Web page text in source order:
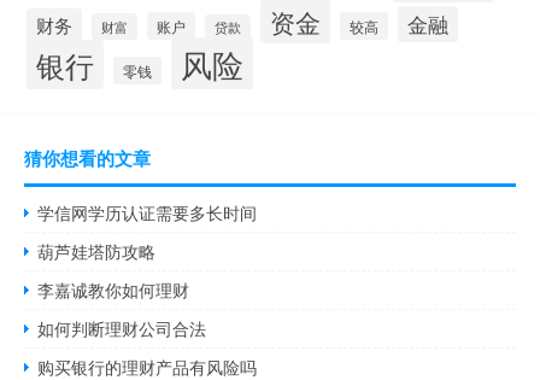
财务 财富 账户 贷款 资金 较高 金融
银行 零钱 风险
猜你想看的文章
学信网学历认证需要多长时间
葫芦娃塔防攻略
李嘉诚教你如何理财
如何判断理财公司合法
购买银行的理财产品有风险吗